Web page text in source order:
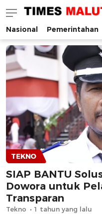
Times Malut
Berita Maluku Utara
Nasional Pemerintahan
TEKNO
SIAP BANTU
Dowora untuk
Transparan
Tekno 1 tahun yang lalu